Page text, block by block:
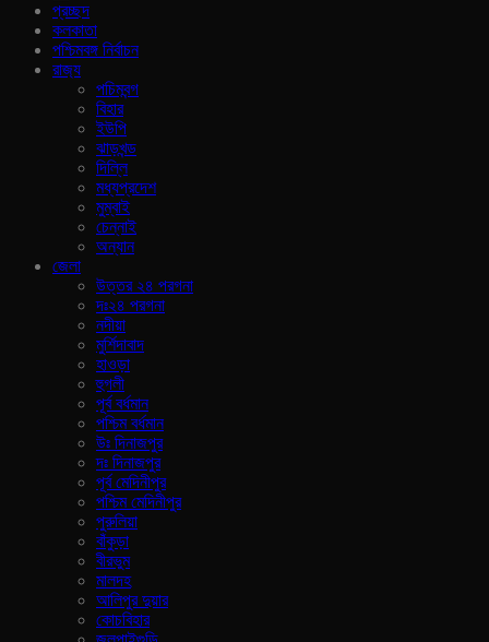
প্রচ্ছদ
কলকাতা
পশ্চিমবঙ্গ নির্বাচন
রাজ‍্য
পচিমবন্গ
বিহার
ইউপি
ঝাড়খন্ড
দিল্লি
মধ্যপ্রদেশ
মুম্বাই
চেন্নাই
অন্যান
জেলা
উত্তর ২৪ পরগনা
দঃ২৪ পরগনা
নদীয়া
মুর্শিদাবাদ
হাওড়া
হুগলী
পূর্ব বর্ধমান
পশ্চিম বর্ধমান
উঃ দিনাজপুর
দঃ দিনাজপুর
পূর্ব মেদিনীপুর
পশ্চিম মেদিনীপুর
পুরুলিয়া
বাঁকুড়া
বীরভুম
মালদহ
আলিপুর দুয়ার
কোচবিহার